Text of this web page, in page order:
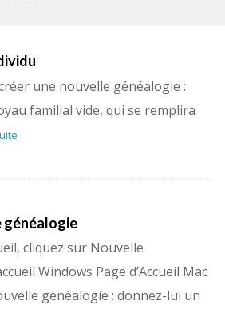
une nouvelle généalogie :
familial vide, qui se remplira
généalogie
cliquez sur Nouvelle
Windows Page d’Accueil Mac
généalogie : donnez-lui un